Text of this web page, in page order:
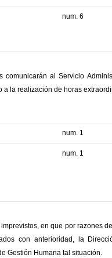
num. 6
comunicarán al Servicio
la realización de horas
num. 1
num. 1
imprevistos, en que por razones
con anterioridad, la
Gestión Humana tal situación.